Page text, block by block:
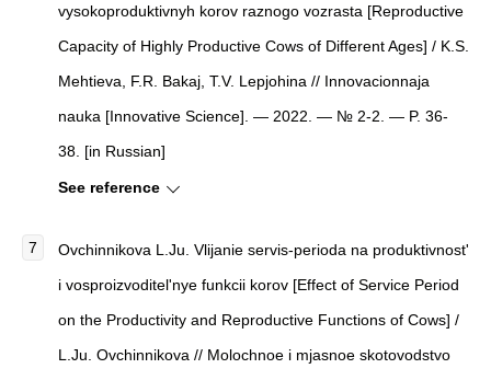
vysokoproduktivnyh korov raznogo vozrasta [Reproductive
Capacity of Highly Productive Cows of Different Ages] / K.S.
Mehtieva, F.R. Bakaj, T.V. Lepjohina // Innovacionnaja
nauka [Innovative Science]. — 2022. — № 2-2. — P. 36-
38. [in Russian]
See reference
Ovchinnikova L.Ju. Vlijanie servis-perioda na produktivnost'
i vosproizvoditel'nye funkcii korov [Effect of Service Period
on the Productivity and Reproductive Functions of Cows] /
L.Ju. Ovchinnikova // Molochnoe i mjasnoe skotovodstvo